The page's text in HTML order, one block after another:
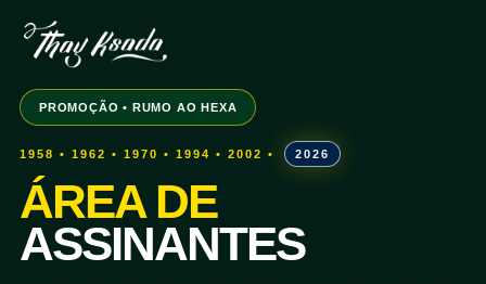
PROMOÇÃO • RUMO AO HEXA
1958 • 1962 • 1970 • 1994 • 2002 • 2026
ÁREA DE
ASSINANTES